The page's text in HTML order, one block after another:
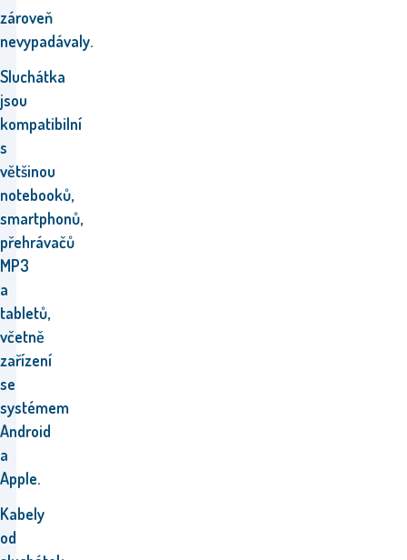
zároveň
nevypadávaly.
Sluchátka
jsou
kompatibilní
s
většinou
notebooků,
smartphonů,
přehrávačů
MP3
a
tabletů,
včetně
zařízení
se
systémem
Android
a
Apple.
Kabely
od